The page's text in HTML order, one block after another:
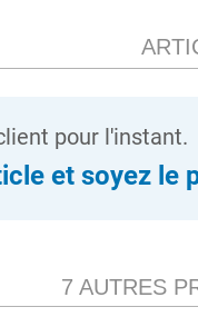
pour l'instant.
et soyez le
7 AUTRES